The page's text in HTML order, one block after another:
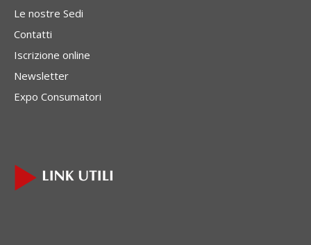
Le nostre Sedi
Contatti
Iscrizione online
Newsletter
Expo Consumatori